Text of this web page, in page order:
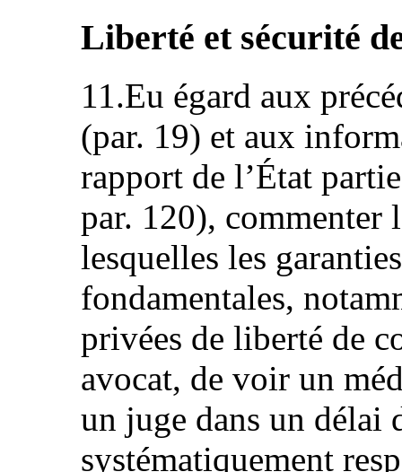
Liberté et sécurité
11.Eu égard aux
(par. 19) et aux
rapport de l’État
par. 120), commenter
lesquelles les
fondamentales,
privées de liberté de
avocat, de voir un
un juge dans un délai
systématiquement